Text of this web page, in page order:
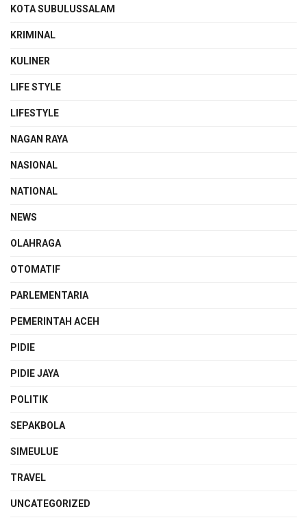
KOTA SUBULUSSALAM
KRIMINAL
KULINER
LIFE STYLE
LIFESTYLE
NAGAN RAYA
NASIONAL
NATIONAL
NEWS
OLAHRAGA
OTOMATIF
PARLEMENTARIA
PEMERINTAH ACEH
PIDIE
PIDIE JAYA
POLITIK
SEPAKBOLA
SIMEULUE
TRAVEL
UNCATEGORIZED